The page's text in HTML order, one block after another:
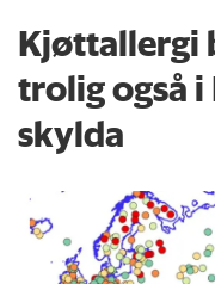
Kjøttallergi
trolig også
skylda